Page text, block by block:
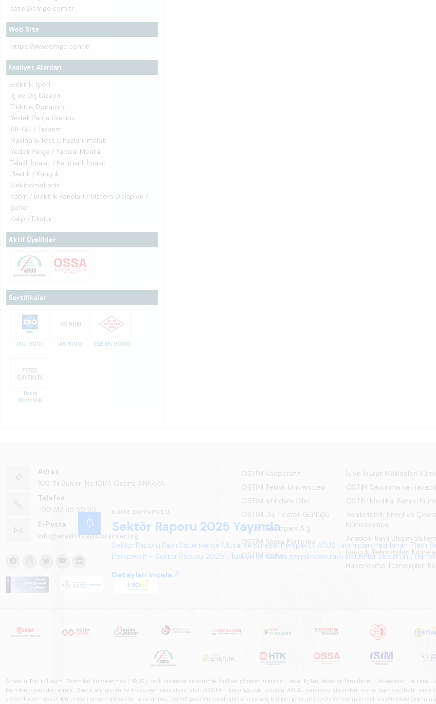
satis@emge.com.tr
Web Site
https://www.emge.com.tr
Faaliyet Alanları
Elektrik İşleri
İç ve Dış Dizayn
Elektrik Donanımı
Yedek Parça Üretimi
AR-GE / Tasarım
Makina & Test Cihazları İmalatı
Yedek Parça / Yapısal Montaj
Talaşlı İmalat / Katmanlı İmalat
Plastik / Kauçuk
Elektromekanik
Kabin / Elektrik Panoları / Sistem Dolapları /
Şelter
Kalıp / Fikstür
Aktif Üyelikler
Sertifikalar
ISO 9001 AS 9100 TSE EN 9000
Tesis
Güvenlik
Adres
100. Yıl Bulvarı No:101/A Ostim, ANKARA
Telefon
+90 312 85 50 90
E-Posta
info@anadoluraylisistemler.org
OSTİM Kooperatifi
OSTİM Teknik Üniversitesi
OSTİM İstihdam Ofisi
OSTİM Dış Ticaret Günlüğü
Ostim Teknopark A.Ş.
OSTİM Spare Parts Inc.
OSTİM Radyo
İş ve İnşaat Makineleri
OSTİM Savunma ve
OSTİM Medikal Sanayi
Yenilenebilir Enerji ve
Kümelenmesi
Anadolu Raylı Ulaşım
Kauçuk Teknolojileri
Haberleşme Teknolojileri
Anadolu Raylı Ulaşım Sistemleri Kümelenmesi (ARUS), raylı sistemler sektöründe faaliyet gösteren üreticileri, tedarikçileri, teknoloji firmalarını, üniversiteleri ve
kümelenmelerinden biridir. Güçlü bir üretim ve inovasyon ekosistemi olan OSTİM'in öncülüğünde kurulan ARUS; demiryolu sistemleri, metro, tramvay, hafif raylı
elektrifikasyon çözümleri ve raylı ulaşım altyapıları alanlarında faaliyet gösteren paydaşlar arasında iş birliğini geliştirmektedir. Yerli ve milli raylı sistem